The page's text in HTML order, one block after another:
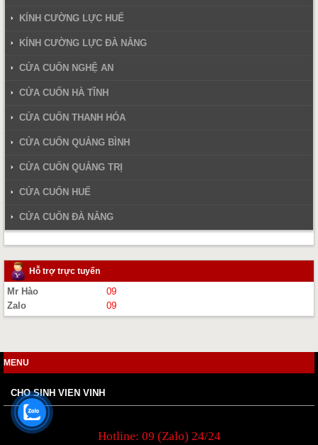
KÍNH CƯỜNG LỰC HUẾ
KÍNH CƯỜNG LỰC ĐÀ NẴNG
CỬA CUỐN NGHỆ AN
CỬA CUỐN HÀ TĨNH
CỬA CUỐN THANH HÓA
CỬA CUỐN QUẢNG BÌNH
CỬA CUỐN QUẢNG TRỊ
CỬA CUỐN HUẾ
CỬA CUỐN ĐÀ NẴNG
Hỗ trợ trực tuyến
Mr Hào
09
Zalo
09
MENU
CHO SINH VIEN VINH
Hotline: 09 (Zalo) 24/24